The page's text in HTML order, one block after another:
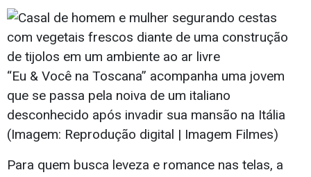
“Eu & Você na Toscana” acompanha uma jovem
que se passa pela noiva de um italiano
desconhecido após invadir sua mansão na Itália
(Imagem: Reprodução digital | Imagem Filmes)
Para quem busca leveza e romance nas telas, a